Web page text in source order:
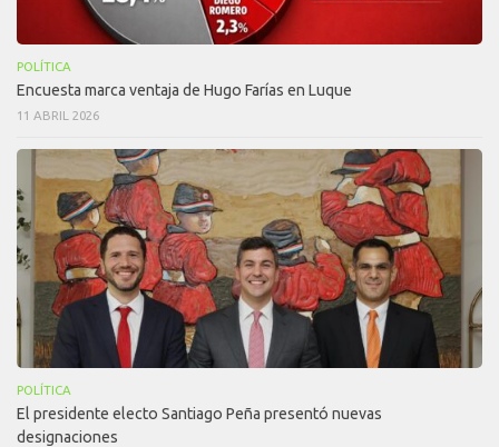
POLÍTICA
Encuesta marca ventaja de Hugo Farías en Luque
11 ABRIL 2026
POLÍTICA
El presidente electo Santiago Peña presentó nuevas
designaciones